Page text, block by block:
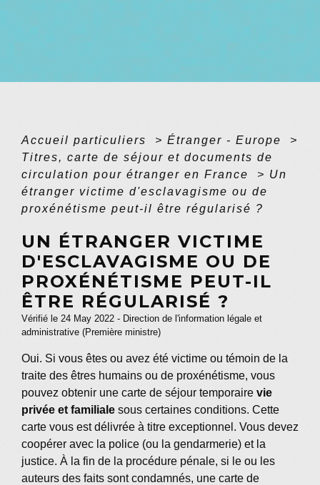
Accueil particuliers > Étranger - Europe
>
Titres, carte de séjour et documents de
circulation pour étranger en France
> Un
étranger victime d'esclavagisme ou de
proxénétisme peut-il être régularisé ?
UN ÉTRANGER VICTIME
D'ESCLAVAGISME OU DE
PROXÉNÉTISME PEUT-IL
ÊTRE RÉGULARISÉ ?
Vérifié le 24 May 2022 - Direction de l'information légale et
administrative (Première ministre)
Oui. Si vous êtes ou avez été victime ou témoin de la
traite des êtres humains ou de proxénétisme, vous
pouvez obtenir une carte de séjour temporaire vie
privée et familiale sous certaines conditions. Cette
carte vous est délivrée à titre exceptionnel. Vous devez
coopérer avec la police (ou la gendarmerie) et la
justice. À la fin de la procédure pénale, si le ou les
auteurs des faits sont condamnés, une carte de